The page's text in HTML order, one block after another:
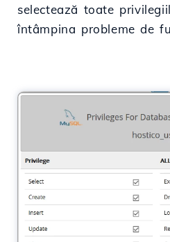
selectează toate
întâmpina probleme de